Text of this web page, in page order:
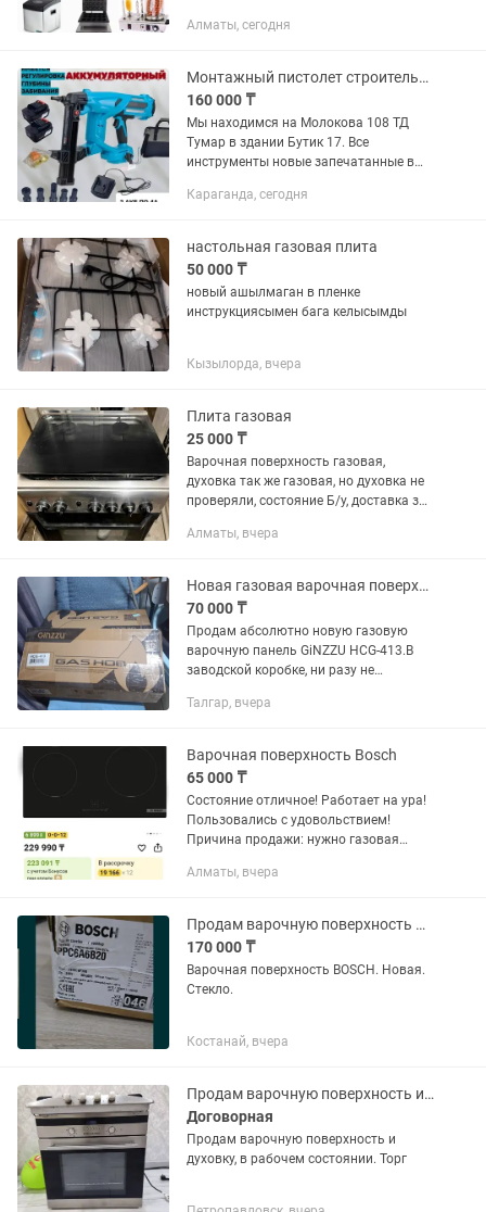
АЛМАТЫ!ПРОФЕССИОНАЛЬНЫЕ
КУРИРОВАНИЕ ПРОЕКТЛВ!СПИСОК...
Алматы, сегодня
Монтажный пистолет строительный TOUA DCCN акумуляторный дюбельный
160 000 ₸
Мы находимся на Молокова 108 ТД
Тумар в здании Бутик 17. Все
инструменты новые запечатанные в
Аккумуляторный монтажный
TOUA DCCN40...
Караганда, сегодня
настольная газовая плита
50 000 ₸
новый ашылмаган в пленке
инструкциясымен бага келысымды
Кызылорда, вчера
Плита газовая
25 000 ₸
Варочная поверхность газовая,
духовка так же газовая, но духовка не
проверяли, состояние Б/у, доставка за
Алматы, вчера
Новая газовая варочная поверхность Ginzzu HCG-413
70 000 ₸
Продам абсолютно новую газовую
варочную панель GiNZZU HCG-413.В
заводской коробке, ни разу не
(все пломбы и защитные пленки на
Талгар, вчера
Варочная поверхность Bosch
65 000 ₸
Состояние отличное! Работает на ура!
Пользовались с удовольствием!
Причина продажи: нужно газовая
Алматы, вчера
Продам варочную поверхность BOSCH.
170 000 ₸
Варочная поверхность BOSCH. Новая.
Стекло.
Костанай, вчера
Продам варочную поверхность и духовку
Договорная
Продам варочную поверхность и
духовку, в рабочем состоянии. Торг